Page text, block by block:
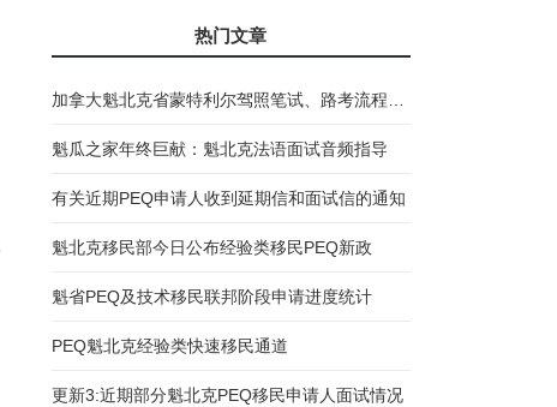
热门文章
魁瓜之家年终巨献：魁北克法语面试音频指导
有关近期PEQ申请人收到延期信和面试信的通知
魁北克移民部今日公布经验类移民PEQ新政
魁省PEQ及技术移民联邦阶段申请进度统计
PEQ魁北克经验类快速移民通道
更新3:近期部分魁北克PEQ移民申请人面试情况